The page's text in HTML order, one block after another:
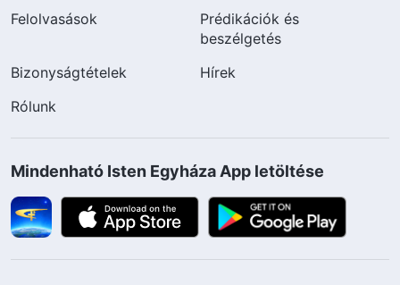
Felolvasások
Prédikációk és
beszélgetés
Bizonyságtételek
Hírek
Rólunk
Mindenható Isten Egyháza App letöltése